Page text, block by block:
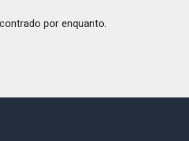
por enquanto.